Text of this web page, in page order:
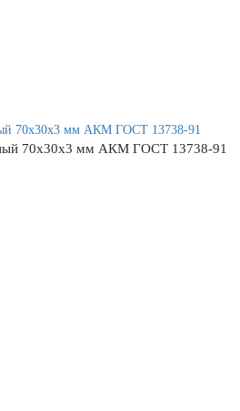
70х30х3 мм АКМ ГОСТ 13738-91